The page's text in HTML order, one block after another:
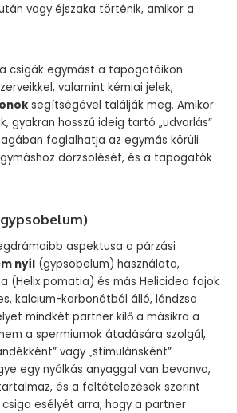
vagy éjszaka történik, amikor a
csigák egymást a tapogatóikon
valamint kémiai jelek,
segítségével találják meg. Amikor
gyakran hosszú ideig tartó „udvarlás”
foglalhatja az egymás körüli
dörzsölését, és a tapogatók
aspektusa a párzási
nyíl (gypsobelum) használata,
(Helix pomatia) és más Helicidea fajok
kalcium-karbonátból álló, lándzsa
mindkét partner kilő a másikra a
a spermiumok átadására szolgál,
vagy „stimulánsként”
egy nyálkás anyaggal van bevonva,
és a feltételezések szerint
esélyét arra, hogy a partner